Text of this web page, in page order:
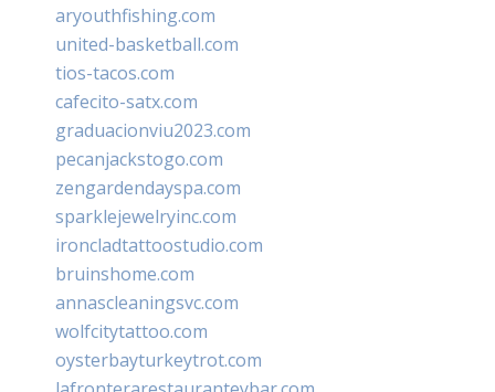
aryouthfishing.com
united-basketball.com
tios-tacos.com
cafecito-satx.com
graduacionviu2023.com
pecanjackstogo.com
zengardendayspa.com
sparklejewelryinc.com
ironcladtattoostudio.com
bruinshome.com
annascleaningsvc.com
wolfcitytattoo.com
oysterbayturkeytrot.com